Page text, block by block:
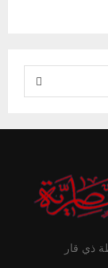
R
ذي قار